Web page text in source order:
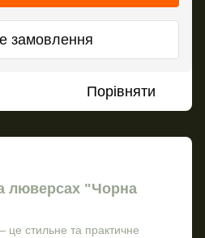
замовлення
Порівняти
люверсах "Чорна
це стильне та практичне